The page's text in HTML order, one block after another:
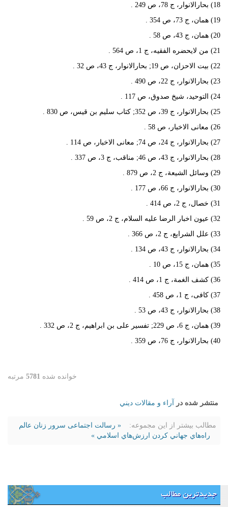
18) بحارالانوار، ج 78، ص 249 .
19) همان، ج 73، ص 354 .
20) همان، ج 43، ص 58 .
21) من لایحضره الفقیه، ج 1، ص 564 .
22) بیت الاحزان، ص 19; بحارالانوار، ج 43، ص 32 .
23) بحارالانوار، ج 22، ص 490 .
24) التوحید، شیخ صدوق، ص 117 .
25) بحارالانوار، ج 39، ص 352; کتاب سلیم بن قیس، ص 830 .
26) معانی الاخبار، ص 58 .
27) بحارالانوار، ج 24، ص 74; معانی الاخبار، ص 114 .
28) بحارالانوار، ج 43، ص 46; مناقب، ج 3، ص 337 .
29) وسائل الشیعة، ج 2، ص 879 .
30) بحارالانوار، ج 66، ص 177 .
31) خصال، ج 2، ص 414 .
32) عیون اخبار الرضا علیه السلام، ج 2، ص 59 .
33) علل الشرایع، ج 2، ص 366 .
34) بحارالانوار، ج 43، ص 134 .
35) همان، ج 15، ص 10 .
36) کشف الغمة، ج 1، ص 414 .
37) کافی، ج 1، ص 458 .
38) بحارالانوار، ج 43، ص 53 .
39) همان، ج 6، ص 229; تفسیر علی بن ابراهیم، ج 2، ص 332 .
40) بحارالانوار، ج 76، ص 359 .
خوانده شده 5781 مرتبه
منتشر شده در آراء و مقالات ديني
مطالب بیشتر از این مجموعه:
« رسالت اجتماعی سرور زنان عالم
راه‌هاي جهاني كردن ارزش‌هاي اسلامي »
جدیدترین مطالب